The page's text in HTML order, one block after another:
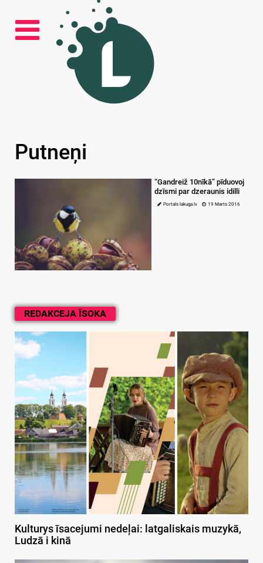
REDAKCEJA ĪSOKA
Kulturys īsacejumi nedeļai: latgaliskais muzykā,
Ludzā i kinā
Putneņi
“Gandreiž 10nīkā” pīduovoj
dzīsmi par dzeraunis idilli
Portals lakuga.lv 19 Marts 2016